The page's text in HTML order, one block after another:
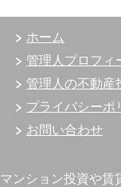
ホーム
管理人プロフィ
管理人の不動産
プライバシーポ
お問い合わせ
マンション投資や賃